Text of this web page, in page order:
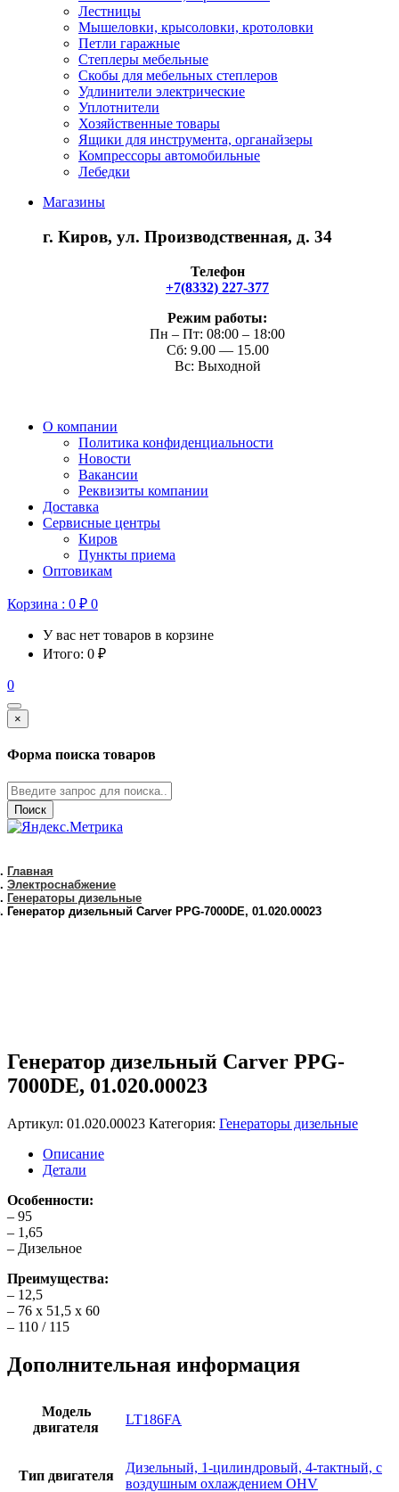
Лестницы
Мышеловки, крысоловки, кротоловки
Петли гаражные
Степлеры мебельные
Скобы для мебельных степлеров
Удлинители электрические
Уплотнители
Хозяйственные товары
Ящики для инструмента, органайзеры
Компрессоры автомобильные
Лебедки
Магазины
г. Киров, ул. Производственная, д. 34
Телефон
+7(8332) 227-377
Режим работы:
Пн – Пт: 08:00 – 18:00
Сб: 9.00 — 15.00
Вс: Выходной
О компании
Политика конфиденциальности
Новости
Вакансии
Реквизиты компании
Доставка
Сервисные центры
Киров
Пункты приема
Оптовикам
Корзина : 0 ₽ 0
У вас нет товаров в корзине
Итого: 0 ₽
0
×
Форма поиска товаров
Поиск
Главная
Электроснабжение
Генераторы дизельные
Генератор дизельный Carver PPG-7000DE, 01.020.00023
Генератор дизельный Carver PPG-
7000DE, 01.020.00023
Артикул: 01.020.00023 Категория: Генераторы дизельные
Описание
Детали
Особенности:
– 95
– 1,65
– Дизельное
Преимущества:
– 12,5
– 76 x 51,5 x 60
– 110 / 115
Дополнительная информация
Модель
двигателя
LT186FA
Тип двигателя
Дизельный, 1-цилиндровый, 4-тактный, с
воздушным охлаждением OHV